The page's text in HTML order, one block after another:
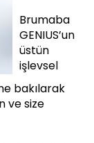
Brumaba
GENIUS’un
üstün
işlevsel
bakılarak
ve size